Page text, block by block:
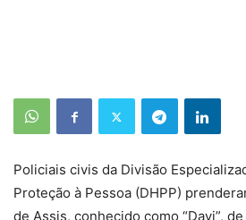
Policiais civis da Divisão
Proteção à Pessoa (DHPP)
de Assis, conhecido como “Davi”,